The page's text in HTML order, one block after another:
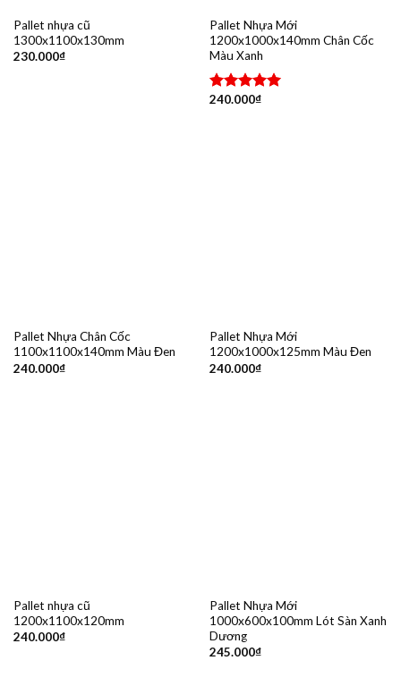
Pallet nhựa cũ
1300x1100x130mm
230.000₫
Pallet Nhựa Mới
1200x1000x140mm Chân Cốc
Màu Xanh
Được xếp
240.000₫
Pallet Nhựa Chân Cốc
1100x1100x140mm Màu Đen
240.000₫
Pallet Nhựa Mới
1200x1000x125mm Màu Đen
240.000₫
Pallet nhựa cũ
1200x1100x120mm
240.000₫
Pallet Nhựa Mới
1000x600x100mm Lót Sàn Xanh
Dương
245.000₫